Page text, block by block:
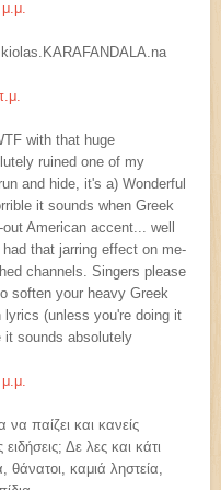
μ.μ.
with that huge
ruined one of my
and hide, it's a) Wonderful
it sounds when Greek
American accent... well
that jarring effect on me-
channels. Singers please
soften your heavy Greek
(unless you're doing it
it sounds absolutely
μ.μ.
παίζει και κανείς
Δε λες και κάτι
θάνατοι, καμιά ληστεία,